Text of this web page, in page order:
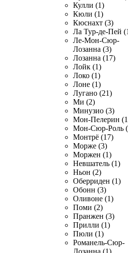
Кулли (1)
Кюли (1)
Кюснахт (3)
Ла Тур-де-Пей
Ле-Мон-Сюр-
Лозанна (3)
Лозанна (17)
Лойк (1)
Локо (1)
Лоне (1)
Лугано (21)
Ми (2)
Минузио (3)
Мон-Пелерин
Мон-Сюр-Роль
Монтрё (17)
Морже (3)
Моржен (1)
Невшатель (1)
Ньон (2)
Оберриден (1)
Обонн (3)
Оливоне (1)
Поми (2)
Пранжен (3)
Прилли (1)
Пюли (1)
Романель-Сюр-
Лозанна (1)